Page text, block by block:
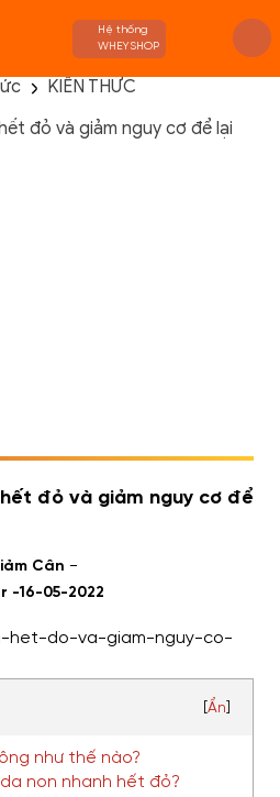
Hệ thống
WHEYSHOP
KIẾN THỨC
đỏ và giảm nguy cơ để lại
đỏ và giảm nguy cơ để
Cân -
-16-05-2022
Ẩn
như thế nào?
non nhanh hết đỏ?